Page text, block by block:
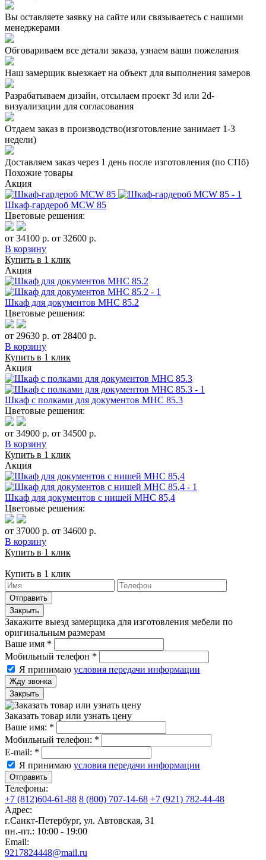
Вы оставляете заявку на сайте или связываетесь с нашими
менеджерами
Обговариваем все детали заказа, узнаем ваши пожелания
Наш замерщик выезжает на объект для выполнения замеров
Разрабатываем дизайн, отсылаем проект 3d или 2d-
визуализации для согласования
Отдаем заказ в производство(изготовление занимает 1-3
недели)
Доставляем заказ через 1 день после изготовления (по СПб)
Похожие товары
Акция
Шкаф-гардероб MCW 85
Цветовые решения:
от 34100 р. от 32600 р.
В корзину
Купить в 1 клик
Акция
Шкаф для документов MHC 85.2
Цветовые решения:
от 29630 р. от 28400 р.
В корзину
Купить в 1 клик
Акция
Шкаф с полками для документов MHC 85.3
Цветовые решения:
от 34900 р. от 34500 р.
В корзину
Купить в 1 клик
Акция
Шкаф для документов с нишей МНС 85,4
Цветовые решения:
от 37000 р. от 34600 р.
В корзину
Купить в 1 клик
Купить в 1 клик
Отправить
Закрыть
Закажите выезд замерщика для изготовления мебели по
оригинальным размерам
Ваше имя *
Мобильный телефон *
Я принимаю условия передачи информации
Жду звонка
Закрыть
Заказать товар или узнать цену
Ваше имя: *
Мобильный телефон: *
E-mail: *
Я принимаю условия передачи информации
Отправить
Телефоны:
+7 (812)604-61-88 8 (800) 707-14-68 +7 (921) 782-44-48
Адрес:
г.Санкт-Петербург, ул. Автовская, 31
пн.-пт.: 10:00 - 19:00
Email:
9217824448@mail.ru